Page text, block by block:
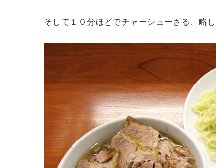
そして１０分ほどでチャーシューざる、略